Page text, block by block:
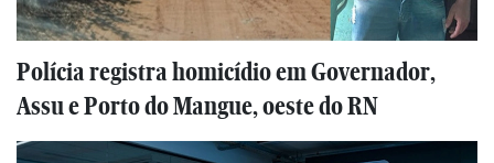
Polícia registra homicídio em Governador,
Assu e Porto do Mangue, oeste do RN